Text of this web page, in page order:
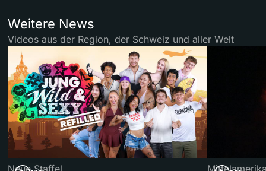
Weitere News
Videos aus der Region, der Schweiz und aller Welt